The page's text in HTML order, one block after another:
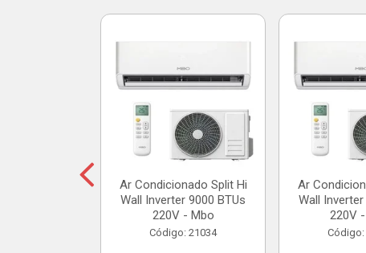
Ar Condicionado Split Hi
Wall Inverter 9000 BTUs
220V - Mbo
Código: 21034
Ar
Wall Inverter
220V
Código: